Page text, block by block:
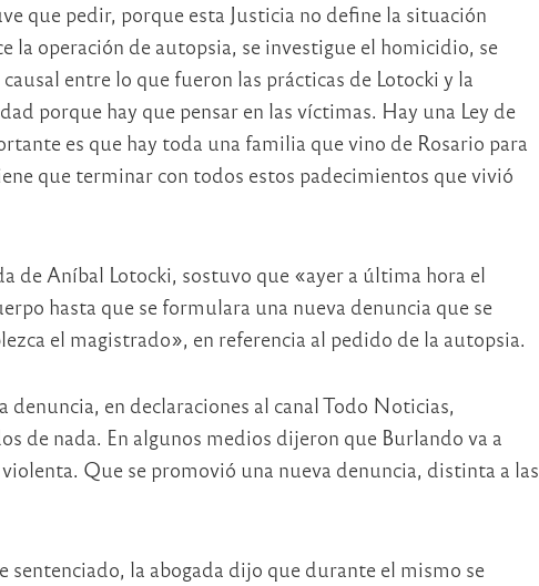
que pedir, porque esta Justicia no define la situación
la operación de autopsia, se investigue el homicidio, se
entre lo que fueron las prácticas de Lotocki y la
porque hay que pensar en las víctimas. Hay una Ley de
es que hay toda una familia que vino de Rosario para
que terminar con todos estos padecimientos que vivió
de Aníbal Lotocki, sostuvo que «ayer a última hora el
hasta que se formulara una nueva denuncia que se
el magistrado», en referencia al pedido de la autopsia.
denuncia, en declaraciones al canal Todo Noticias,
de nada. En algunos medios dijeron que Burlando va a
Que se promovió una nueva denuncia, distinta a las
sentenciado, la abogada dijo que durante el mismo se